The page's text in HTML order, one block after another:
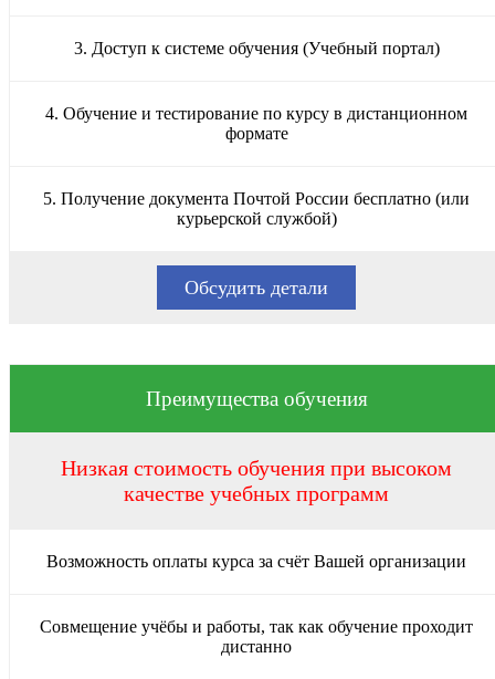
3. Доступ к системе обучения (Учебный портал)
4. Обучение и тестирование по курсу в дистанционном
формате
5. Получение документа Почтой России бесплатно (или
курьерской службой)
Обсудить детали
Преимущества обучения
Низкая стоимость обучения при высоком
качестве учебных программ
Возможность оплаты курса за счёт Вашей организации
Совмещение учёбы и работы, так как обучение проходит
дистанно